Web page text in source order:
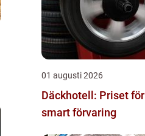
01 augusti 2026
Däckhotell: Priset för
smart förvaring